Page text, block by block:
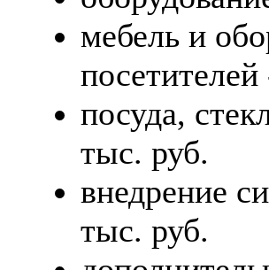
мебель и
посуда,
тыс. руб.
внедрение
тыс. руб.